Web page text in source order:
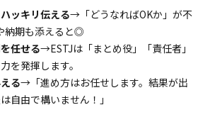
ッキリ伝える→「どうなればOKか」が不
納期も添えると◎
任せる→ESTJは「まとめ役」「責任者」
を発揮します。
る→「進め方はお任せします。結果が出
自由で構いません！」